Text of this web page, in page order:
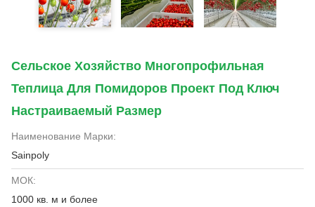
Сельское Хозяйство Многопрофильная
Теплица Для Помидоров Проект Под Ключ
Настраиваемый Размер
Наименование Марки:
Sainpoly
МОК:
1000 кв. м и более